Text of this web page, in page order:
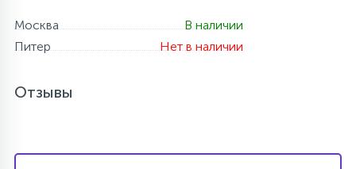
Москва
В наличии
Питер
Нет в наличии
Отзывы